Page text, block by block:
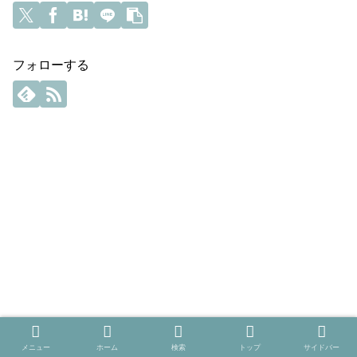
フォローする
メニュー ホーム 検索 トップ サイドバー